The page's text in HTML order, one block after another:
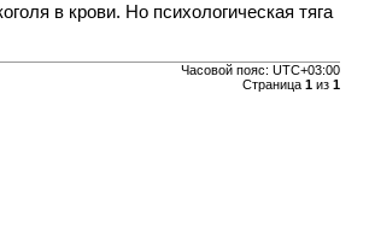
в крови. Но психологическая тяга
Часовой пояс: UTC+03:00
Страница 1из 1